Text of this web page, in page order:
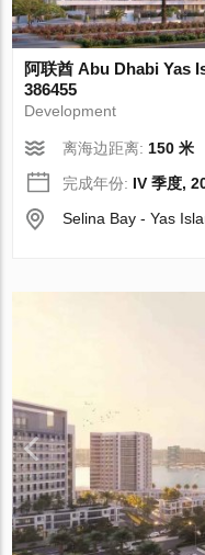
阿联酋 Abu Dhabi Yas
386455
Development
离海边距离:150 米
完成年份: IV 季度,
Selina Bay - Yas